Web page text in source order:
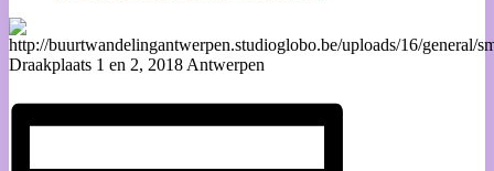
Draakplaats 1 en 2, 2018 Antwerpen